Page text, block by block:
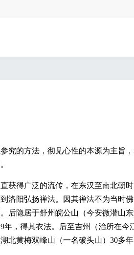
究的方法，彻见心性的本源为主旨
得广泛的流传，在东汉至南北朝
洛阳弘扬禅法。因其禅法不为当
后隐居于舒州皖公山（今安微潜山
，得其衣法。后至吉州（治所在
北黄梅双峰山（一名破头山）30多